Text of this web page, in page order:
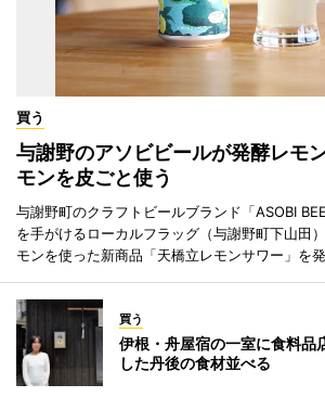
買う
与謝野のアソビビールが発酵レモ
モンを皮ごと使う
与謝野町のクラフトビールブランド「ASOBI
を手がけるローカルフラッグ（与謝野町下山田
モンを使った新商品「天橋立レモンサワー」を発
買う
伊根・舟屋宿の一室に食料
した丹後の食材並べる